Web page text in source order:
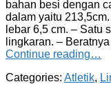
bahan besi dengan
dalam yaitu
lebar 6,5 cm. – Satu
lingkaran. –
Continue reading…
Categories: Atletik,